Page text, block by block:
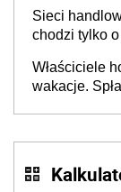
Sieci
chodzi tylko
cichu
Właściciele
wakacje.